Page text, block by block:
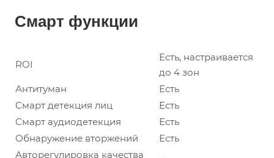
Смарт функции
ROI
Есть, настраивается
до 4 зон
Антитуман
Есть
Смарт детекция лиц
Есть
Смарт аудиодетекция
Есть
Обнаружение вторжений
Есть
Авторегулировка качества